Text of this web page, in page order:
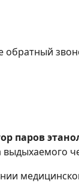
обратный
паров
выдыхаемого